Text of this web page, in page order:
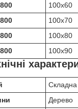
100х60
100х70
100х80
100х90
Складна
Дерево